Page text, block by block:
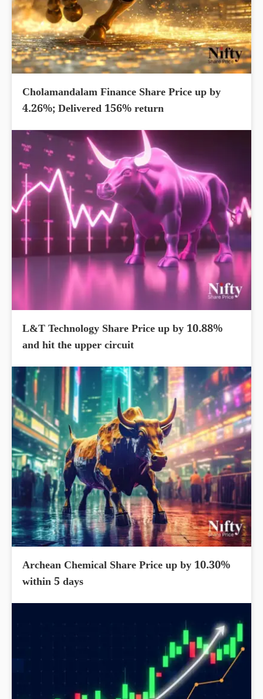
Cholamandalam Finance Share Price up by
4.26%; Delivered 156% return
L&T Technology Share Price up by 10.88%
and hit the upper circuit
Archean Chemical Share Price up by 10.30%
within 5 days